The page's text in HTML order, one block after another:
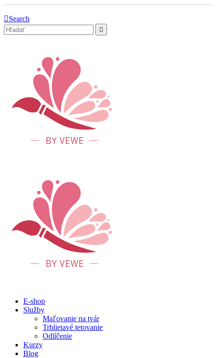
Search
E-shop
Služby
Maľovanie na tvár
Trblietavé tetovanie
Odlíčenie
Kurzy
Blog